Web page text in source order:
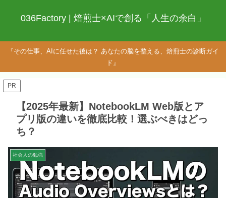
036Factory | 焙煎士×AIで創る「人生の余白」
『その仕事、AIに任せた後は？ あなたの脳を整える、焙煎士の診断ガイ
ド』
PR
【2025年最新】NotebookLM Web版とア
プリ版の違いを徹底比較！選ぶべきはどっ
ち？
社会人の勉強